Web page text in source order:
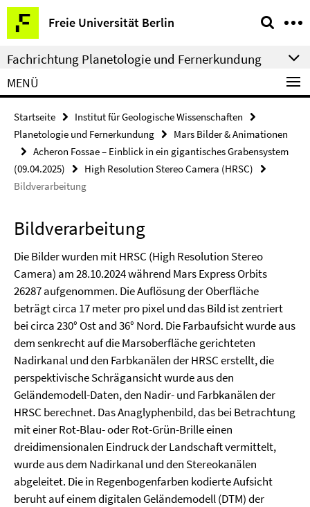
Springe
direkt
zu
Inhalt
Freie Universität Berlin
Service-
Navigation
Fachrichtung Planetologie und Fernerkundung
MENÜ
Startseite
Institut für Geologische Wissenschaften
Planetologie und Fernerkundung
Mars Bilder & Animationen
Acheron Fossae – Einblick in ein gigantisches Grabensystem
(09.04.2025)
High Resolution Stereo Camera (HRSC)
Bildverarbeitung
Bildverarbeitung
Die Bilder wurden mit HRSC (High Resolution Stereo
Camera) am 28.10.2024 während Mars Express Orbits
26287 aufgenommen. Die Auflösung der Oberfläche
beträgt circa 17 meter pro pixel und das Bild ist zentriert
bei circa 230° Ost and 36° Nord. Die Farbaufsicht wurde aus
dem senkrecht auf die Marsoberfläche gerichteten
Nadirkanal und den Farbkanälen der HRSC erstellt, die
perspektivische Schrägansicht wurde aus den
Geländemodell-Daten, den Nadir- und Farbkanälen der
HRSC berechnet. Das Anaglyphenbild, das bei Betrachtung
mit einer Rot-Blau- oder Rot-Grün-Brille einen
dreidimensionalen Eindruck der Landschaft vermittelt,
wurde aus dem Nadirkanal und den Stereokanälen
abgeleitet. Die in Regenbogenfarben kodierte Aufsicht
beruht auf einem digitalen Geländemodell (DTM) der